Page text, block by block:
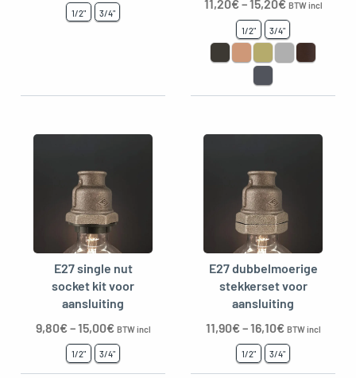
1/2" 3/4"
11,20€–15,20€ BTW incl
1/2" 3/4"
E27 single nut
socket kit voor
aansluiting
9,80€–15,00€ BTW incl
1/2" 3/4"
E27 dubbelmoerige
stekkerset voor
aansluiting
11,90€–16,10€ BTW incl
1/2" 3/4"